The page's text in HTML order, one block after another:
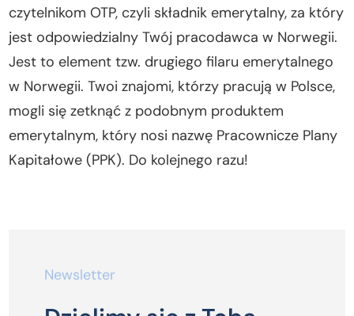
czytelnikom OTP, czyli składnik emerytalny, za który
jest odpowiedzialny Twój pracodawca w Norwegii.
Jest to element tzw. drugiego filaru emerytalnego
w Norwegii. Twoi znajomi, którzy pracują w Polsce,
mogli się zetknąć z podobnym produktem
emerytalnym, który nosi nazwę Pracownicze Plany
Kapitałowe (PPK). Do kolejnego razu!
Newsletter